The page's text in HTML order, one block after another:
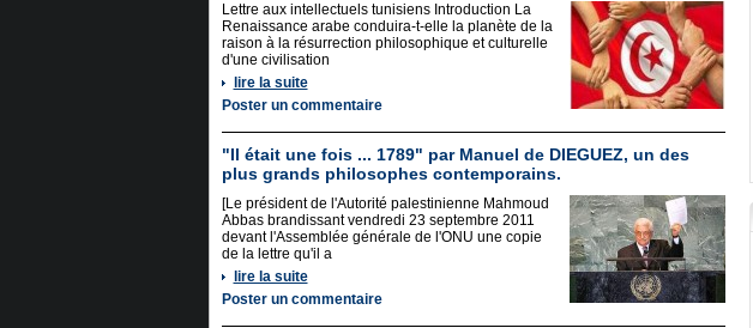
Lettre aux intellectuels tunisiens Introduction La
Renaissance arabe conduira-t-elle la planète de la
raison à la résurrection philosophique et culturelle
d'une civilisation
lire la suite
Poster un commentaire
"Il était une fois ... 1789" par Manuel de DIEGUEZ, un des
plus grands philosophes contemporains.
[Le président de l'Autorité palestinienne Mahmoud
Abbas brandissant vendredi 23 septembre 2011
devant l'Assemblée générale de l'ONU une copie
de la lettre qu'il a
lire la suite
Poster un commentaire